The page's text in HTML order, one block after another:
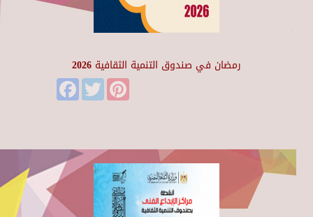
رمضان في صندوق التنمية الثقافية 2026
FacebookTwitter